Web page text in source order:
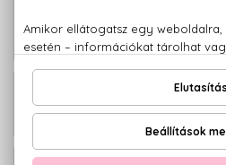
Boss Bottled